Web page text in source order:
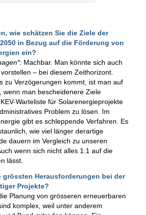
wie schätzen Sie die Ziele der
in Bezug auf die Förderung von
ein?
: Machbar. Man könnte sich auch
– bei diesem Zeithorizont.
zu Verzögerungen kommt, ist man auf
wenn man bescheidenere Ziele
Warteliste für Solarenergieprojekte
Problem zu lösen. Im
gibt es schleppende Verfahren. Es
wie viel länger derartige
dauern im Vergleich zu unseren
wenn sich nicht alles 1:1 auf die
lässt.
grössten Herausforderungen bei der
Projekte?
Planung von grösseren erneuerbaren
komplex, weil unter anderem